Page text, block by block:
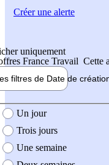
uniquement
France Travail Cette
filtres de Date de
création de l'offre
Un jour
Trois jours
Une semaine
Créer une alerte